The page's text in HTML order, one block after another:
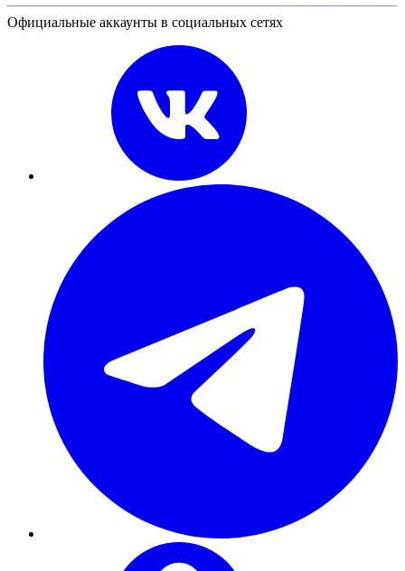
Официальные аккаунты в социальных сетях